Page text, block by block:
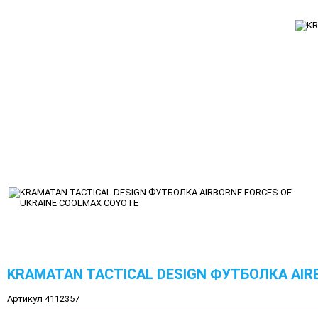
KRAMATAN TACTICAL DESIGN ФУТБОЛКА
Артикул 4112357